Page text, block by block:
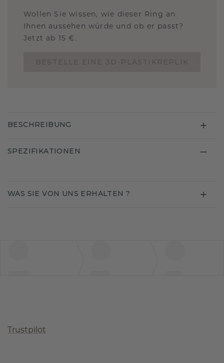
Wollen Sie wissen, wie dieser Ring an
Ihnen aussehen würde und ob er passt?
Jetzt ab 15 €.
BESCHREIBUNG
SPEZIFIKATIONEN
WAS SIE VON UNS ERHALTEN ?
Trustpilot